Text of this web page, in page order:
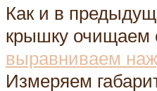
Как и в
крышку очищаем
выравниваем
Измеряем